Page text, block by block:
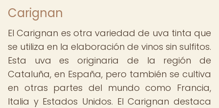
Carignan
El Carignan es otra variedad de uva tinta que
se utiliza en la elaboración de vinos sin sulfitos.
Esta uva es originaria de la región de
Cataluña, en España, pero también se cultiva
en otras partes del mundo como Francia,
Italia y Estados Unidos. El Carignan destaca